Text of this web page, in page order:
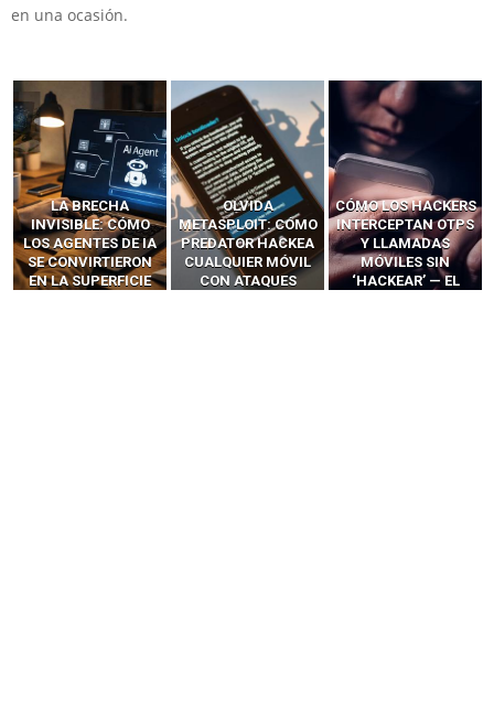
en una ocasión.
LA BRECHA
INVISIBLE: CÓMO
LOS AGENTES DE IA
SE CONVIRTIERON
EN LA SUPERFICIE
OLVIDA
METASPLOIT: CÓMO
PREDATOR HACKEA
CUALQUIER MÓVIL
CON ATAQUES
CÓMO LOS HACKERS
INTERCEPTAN OTPS
Y LLAMADAS
MÓVILES SIN
‘HACKEAR’ — EL